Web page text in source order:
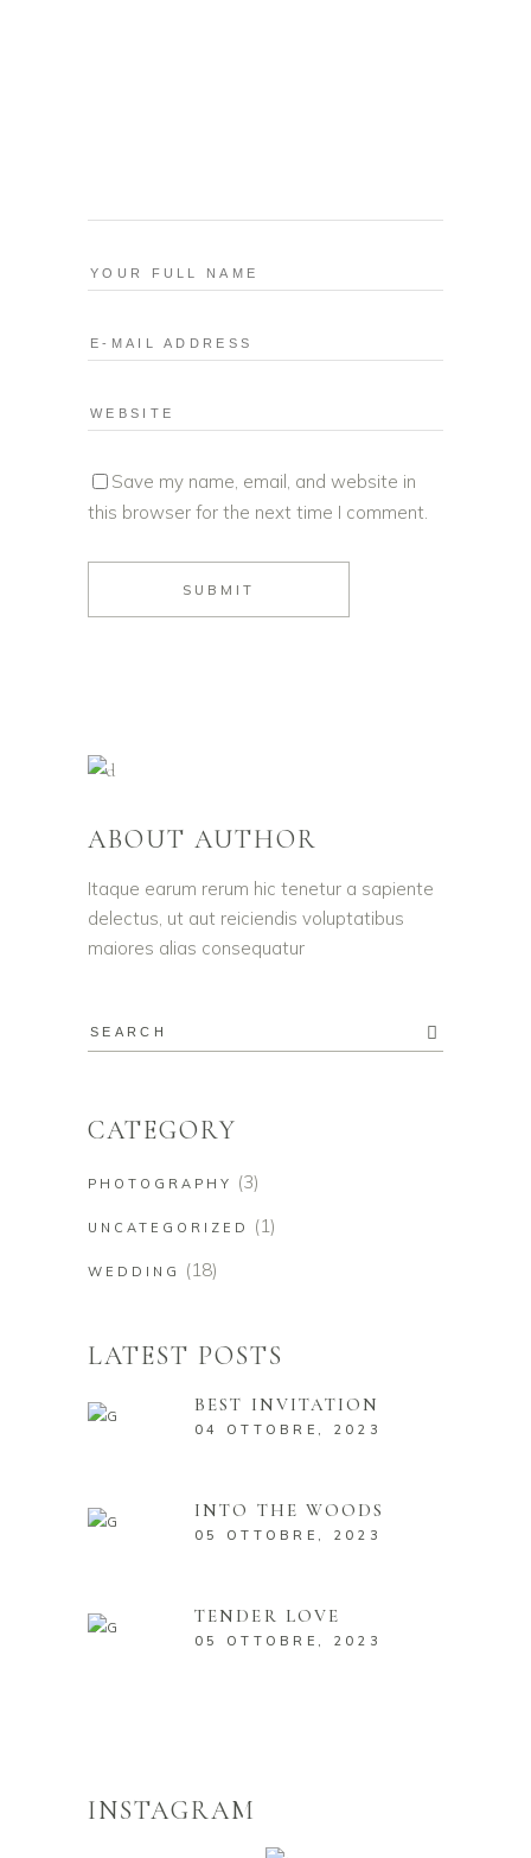
Save my name, email, and website in
this browser for the next time I comment.
ABOUT AUTHOR
Itaque earum rerum hic tenetur a sapiente
delectus, ut aut reiciendis voluptatibus
maiores alias consequatur
CATEGORY
PHOTOGRAPHY (3)
UNCATEGORIZED (1)
WEDDING (18)
LATEST POSTS
BEST INVITATION
04 OTTOBRE, 2023
INTO THE WOODS
05 OTTOBRE, 2023
TENDER LOVE
05 OTTOBRE, 2023
INSTAGRAM